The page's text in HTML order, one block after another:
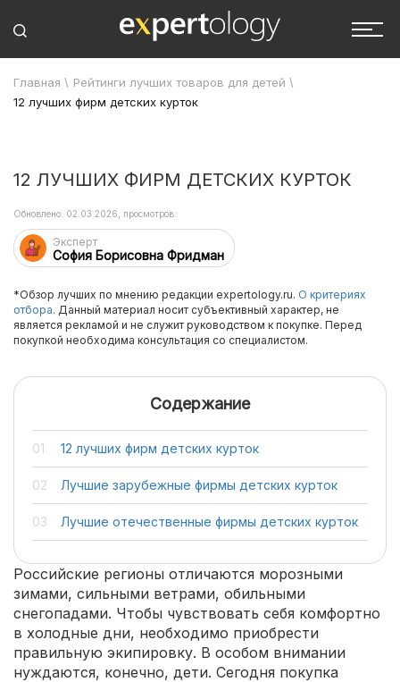
Главная \ Рейтинги лучших товаров для детей \
12 лучших фирм детских курток
12 ЛУЧШИХ ФИРМ ДЕТСКИХ КУРТОК
Эксперт
София Борисовна Фридман
Обновлено: 02.03.2026, просмотров:
*Обзор лучших по мнению редакции expertology.ru. О критериях
отбора. Данный материал носит субъективный характер, не
является рекламой и не служит руководством к покупке. Перед
покупкой необходима консультация со специалистом.
Содержание
12 лучших фирм детских курток
Лучшие зарубежные фирмы детских курток
Лучшие отечественные фирмы детских курток
Российские регионы отличаются морозными
зимами, сильными ветрами, обильными
снегопадами. Чтобы чувствовать себя комфортно
в холодные дни, необходимо приобрести
правильную экипировку. В особом внимании
нуждаются, конечно, дети. Сегодня покупка